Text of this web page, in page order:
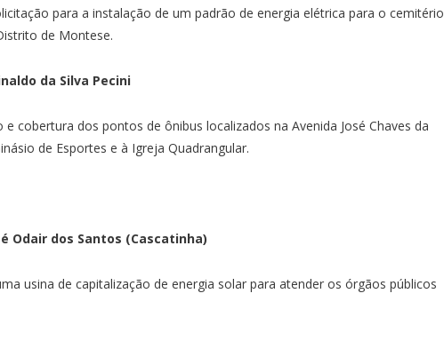
para a instalação de um padrão de energia elétrica para o cemitério
de Montese.
da Silva Pecini
cobertura dos pontos de ônibus localizados na Avenida José Chaves da
de Esportes e à Igreja Quadrangular.
Odair dos Santos (Cascatinha)
usina de capitalização de energia solar para atender os órgãos públicos